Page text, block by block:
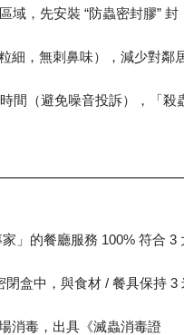
域，先安裝 “防蟲密封膠” 封
粒細，無刺鼻味），減少對鄰
間（避免噪音投訴），「殺
」的餐廳服務 100% 符合 3
閉盒中，與食材 / 餐具保持 3
消毒，出具《滅蟲消毒證